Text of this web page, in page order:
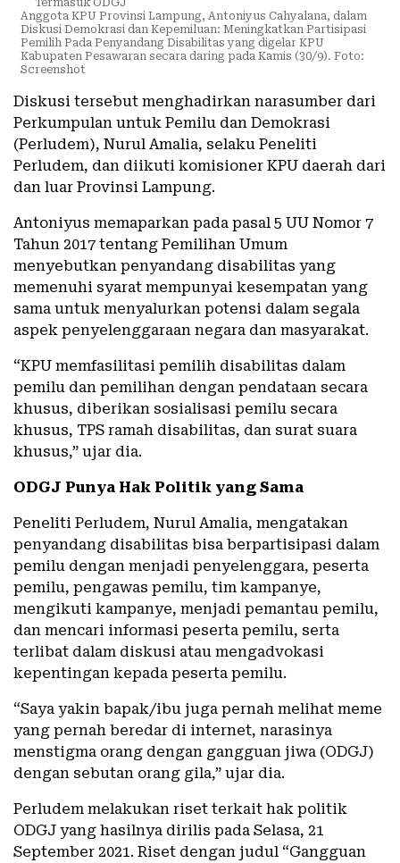
Anggota KPU Provinsi Lampung, Antoniyus Cahyalana, dalam
Diskusi Demokrasi dan Kepemiluan: Meningkatkan Partisipasi
Pemilih Pada Penyandang Disabilitas yang digelar KPU
Kabupaten Pesawaran secara daring pada Kamis (30/9). Foto:
Screenshot
Diskusi tersebut menghadirkan narasumber dari
Perkumpulan untuk Pemilu dan Demokrasi
(Perludem), Nurul Amalia, selaku Peneliti
Perludem, dan diikuti komisioner KPU daerah dari
dan luar Provinsi Lampung.
Antoniyus memaparkan pada pasal 5 UU Nomor 7
Tahun 2017 tentang Pemilihan Umum
menyebutkan penyandang disabilitas yang
memenuhi syarat mempunyai kesempatan yang
sama untuk menyalurkan potensi dalam segala
aspek penyelenggaraan negara dan masyarakat.
“KPU memfasilitasi pemilih disabilitas dalam
pemilu dan pemilihan dengan pendataan secara
khusus, diberikan sosialisasi pemilu secara
khusus, TPS ramah disabilitas, dan surat suara
khusus,” ujar dia.
ODGJ Punya Hak Politik yang Sama
Peneliti Perludem, Nurul Amalia, mengatakan
penyandang disabilitas bisa berpartisipasi dalam
pemilu dengan menjadi penyelenggara, peserta
pemilu, pengawas pemilu, tim kampanye,
mengikuti kampanye, menjadi pemantau pemilu,
dan mencari informasi peserta pemilu, serta
terlibat dalam diskusi atau mengadvokasi
kepentingan kepada peserta pemilu.
“Saya yakin bapak/ibu juga pernah melihat meme
yang pernah beredar di internet, narasinya
menstigma orang dengan gangguan jiwa (ODGJ)
dengan sebutan orang gila,” ujar dia.
Perludem melakukan riset terkait hak politik
ODGJ yang hasilnya dirilis pada Selasa, 21
September 2021. Riset dengan judul “Gangguan